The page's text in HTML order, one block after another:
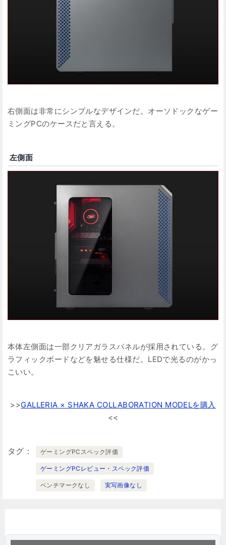
右側面は非常にシンプルなデザインだ。オーソドックなゲー
ミングPCのケースだと言える。
左側面
本体左側面は一部クリアガラスパネルが採用されている。グ
ラフィックボードなどを魅せる仕様だ。LEDで光るのがかっ
こいい。
>>GALLERIA × SHAKA COLLABORATION MODELを購入
<<
タグ ゲーミングPCスペック評価
ゲーミングPCレビュー・スペック評価
ベンチマークなし 実写画像なし